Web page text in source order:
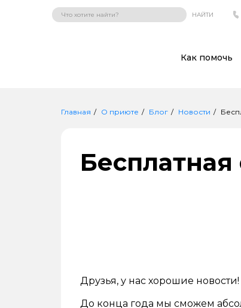
НАЙТИ
Как помочь
Главная О приюте Блог Новости
Друзья, у нас хорошие новости!
До конца года мы сможем